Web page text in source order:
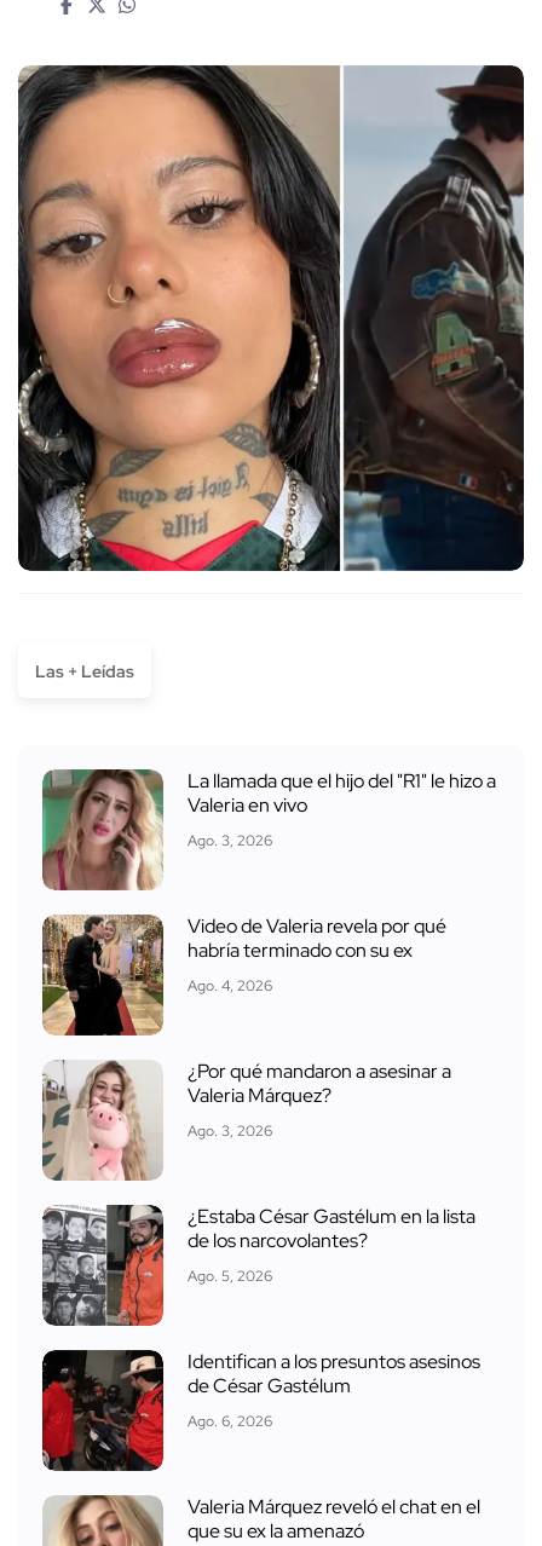
Las + Leídas
La llamada que el hijo del "R1" le hizo a
Valeria en vivo
Ago. 3, 2026
Video de Valeria revela por qué
habría terminado con su ex
Ago. 4, 2026
¿Por qué mandaron a asesinar a
Valeria Márquez?
Ago. 3, 2026
¿Estaba César Gastélum en la lista
de los narcovolantes?
Ago. 5, 2026
Identifican a los presuntos asesinos
de César Gastélum
Ago. 6, 2026
Valeria Márquez reveló el chat en el
que su ex la amenazó